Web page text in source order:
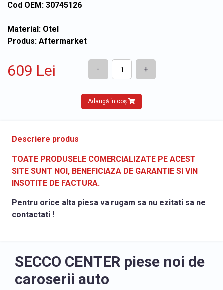
Cod OEM: 30745126
Material: Otel
Produs: Aftermarket
609 Lei - +
Adaugă în coș
Descriere produs
TOATE PRODUSELE COMERCIALIZATE PE ACEST
SITE SUNT NOI, BENEFICIAZA DE GARANTIE SI VIN
INSOTITE DE FACTURA.
Pentru orice alta piesa va rugam sa nu ezitati sa ne
contactati !
SECCO CENTER piese noi de
caroserii auto